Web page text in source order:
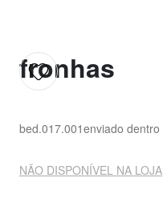
fronhas
bed.017.001enviado dentro
NÃO DISPONÍVEL NA LOJA